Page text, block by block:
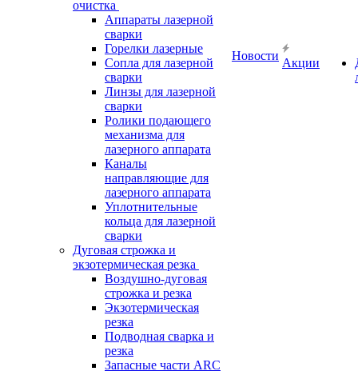
очистка
Аппараты лазерной
сварки
Горелки лазерные
Сопла для лазерной
сварки
Линзы для лазерной
сварки
Ролики подающего
механизма для
лазерного аппарата
Каналы
направляющие для
лазерного аппарата
Уплотнительные
кольца для лазерной
сварки
Дуговая строжка и
экзотермическая резка
Воздушно-дуговая
строжка и резка
Экзотермическая
резка
Подводная сварка и
резка
Запасные части ARC
Новости
Акции